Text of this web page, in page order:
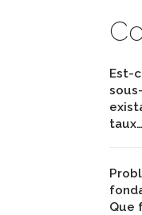
Est-
taux…
Que